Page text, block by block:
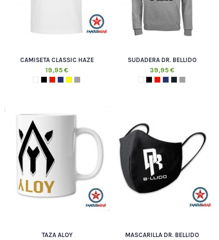
CAMISETA CLASSIC HAZE
19,95 €
SUDADERA DR. BELLIDO
39,95 €
TAZA ALOY MASCARILLA DR. BELLIDO